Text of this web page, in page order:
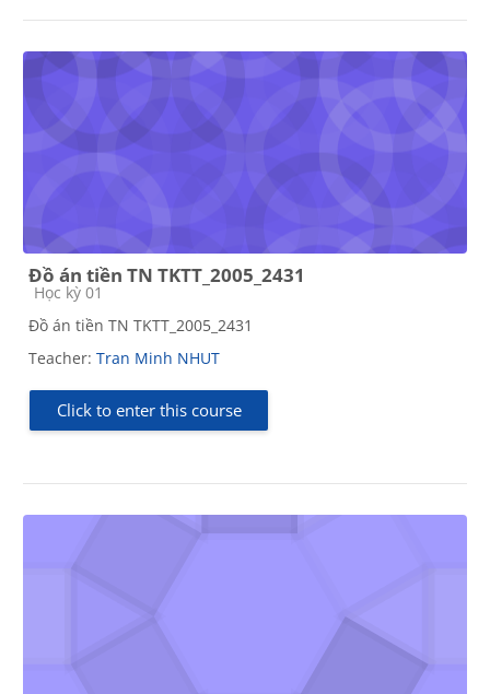
Đồ án tiền TN TKTT_2005_2431
Course category
Học kỳ 01
Đồ án tiền TN TKTT_2005_2431
Teacher: Tran Minh NHUT
Click to enter this course